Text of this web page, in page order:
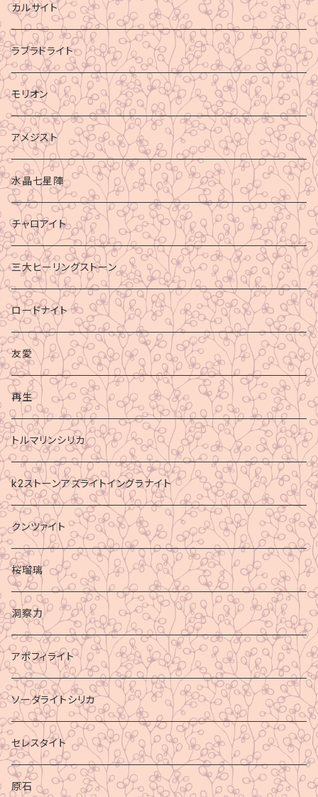
カルサイト
ラブラドライト
モリオン
アメジスト
水晶七星陣
チャロアイト
三大ヒーリングストーン
ロードナイト
友愛
再生
トルマリンシリカ
k2ストーンアズライトイングラナイト
クンツァイト
桜瑠璃
洞察力
アポフィライト
ソーダライトシリカ
セレスタイト
原石